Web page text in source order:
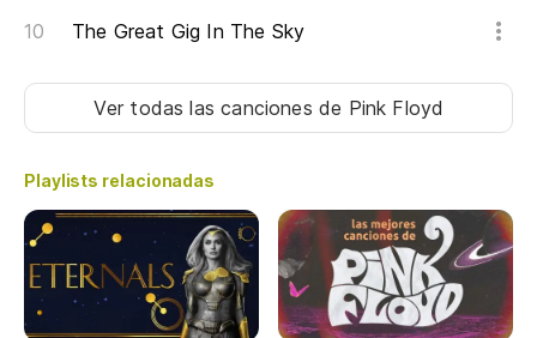
The Great Gig In The Sky
Ver todas las canciones de Pink Floyd
Playlists relacionadas